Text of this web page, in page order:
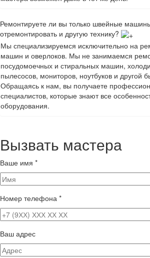
Ремонтируете ли вы только швейные
отремонтировать и другую технику?
Мы специализируемся исключительно на
машин и оверлоков. Мы не занимаемся
посудомоечных и стиральных машин,
пылесосов, мониторов, ноутбуков и другой
Обращаясь к нам, вы получаете
специалистов, которые знают все
оборудования.
Вызвать мастера
Ваше имя *
Номер телефона *
Ваш адрес